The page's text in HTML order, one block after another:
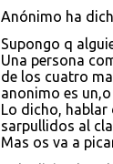
Anónimo ha
Supongo q
Una persona
de los cuatro
anonimo es
Lo dicho, hablar
sarpullidos al
Mas os va a